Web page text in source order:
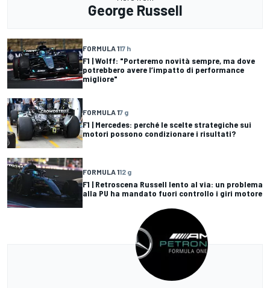
George Russell
FORMULA 117 h
F1 | Wolff: "Porteremo novità sempre, ma dove
potrebbero avere l’impatto di performance
migliore"
FORMULA 17 g
F1 | Mercedes: perché le scelte strategiche sui
motori possono condizionare i risultati?
FORMULA 112 g
F1 | Retroscena Russell lento al via: un problema
alla PU ha mandato fuori controllo i giri motore